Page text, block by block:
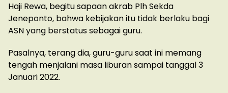
Haji Rewa, begitu sapaan akrab Plh Sekda
Jeneponto, bahwa kebijakan itu tidak berlaku bagi
ASN yang berstatus sebagai guru.
Pasalnya, terang dia, guru-guru saat ini memang
tengah menjalani masa liburan sampai tanggal 3
Januari 2022.